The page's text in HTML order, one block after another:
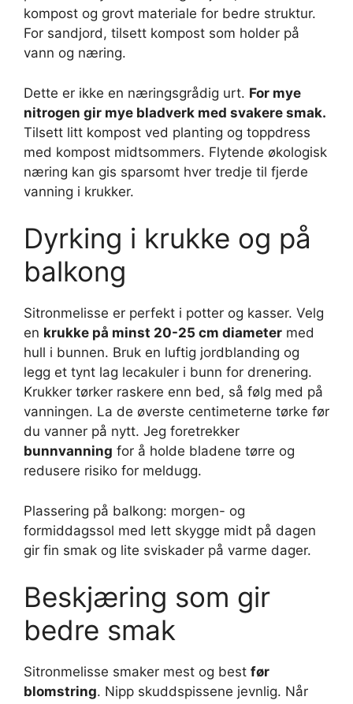
kompost og grovt materiale for bedre struktur.
For sandjord, tilsett kompost som holder på
vann og næring.
Dette er ikke en næringsgrådig urt. For mye
nitrogen gir mye bladverk med svakere smak.
Tilsett litt kompost ved planting og toppdress
med kompost midtsommers. Flytende økologisk
næring kan gis sparsomt hver tredje til fjerde
vanning i krukker.
Dyrking i krukke og på
balkong
Sitronmelisse er perfekt i potter og kasser. Velg
en krukke på minst 20-25 cm diameter med
hull i bunnen. Bruk en luftig jordblanding og
legg et tynt lag lecakuler i bunn for drenering.
Krukker tørker raskere enn bed, så følg med på
vanningen. La de øverste centimeterne tørke før
du vanner på nytt. Jeg foretrekker
bunnvanning for å holde bladene tørre og
redusere risiko for meldugg.
Plassering på balkong: morgen- og
formiddagssol med lett skygge midt på dagen
gir fin smak og lite sviskader på varme dager.
Beskjæring som gir
bedre smak
Sitronmelisse smaker mest og best før
blomstring. Nipp skuddspissene jevnlig. Når